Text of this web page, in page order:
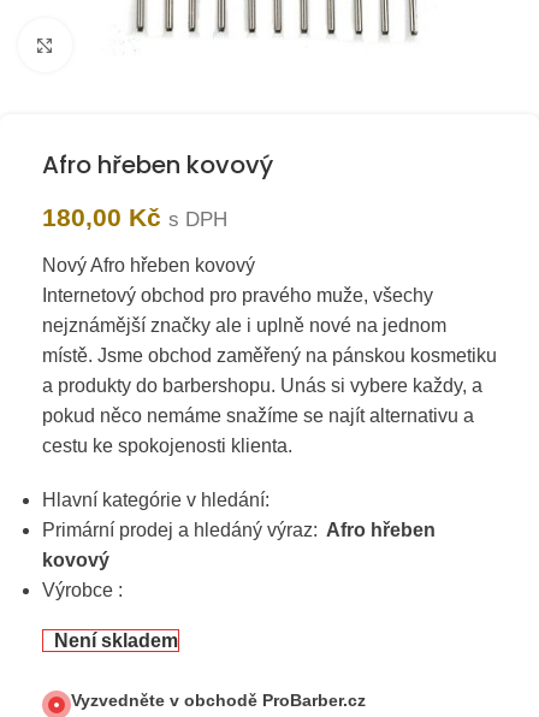
Afro hřeben kovový
180,00 Kč s DPH
Nový Afro hřeben kovový
Internetový obchod pro pravého muže, všechy
nejznámější značky ale i uplně nové na jednom
místě. Jsme obchod zaměřený na pánskou kosmetiku
a produkty do barbershopu. Unás si vybere každy, a
pokud něco nemáme snažíme se najít alternativu a
cestu ke spokojenosti klienta.
Hlavní kategórie v hledání:
Primární prodej a hledáný výraz: Afro hřeben
kovový
Výrobce :
Není skladem
Vyzvedněte v obchodě ProBarber.cz